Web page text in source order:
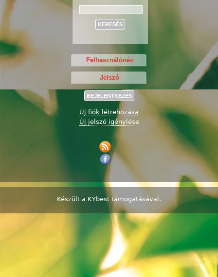
Új fiók létrehozása
Új jelszó igénylése
Készült a KYbest támogatásával.